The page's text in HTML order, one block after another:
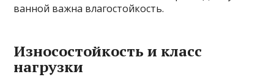
ванной важна влагостойкость.
Износостойкость и класс
нагрузки